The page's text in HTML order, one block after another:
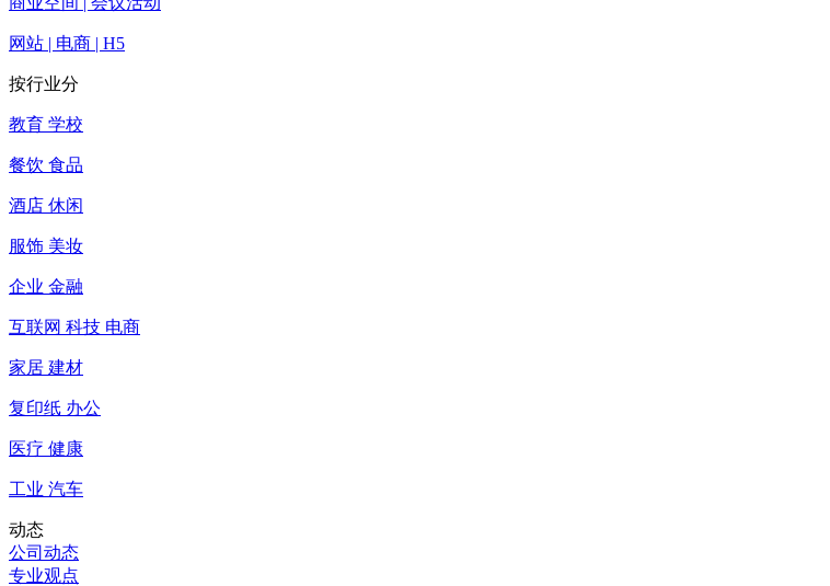
网站 | 电商 | H5
按行业分
教育 学校
餐饮 食品
酒店 休闲
服饰 美妆
企业 金融
互联网 科技 电商
家居 建材
复印纸 办公
医疗 健康
工业 汽车
动态
公司动态
专业观点